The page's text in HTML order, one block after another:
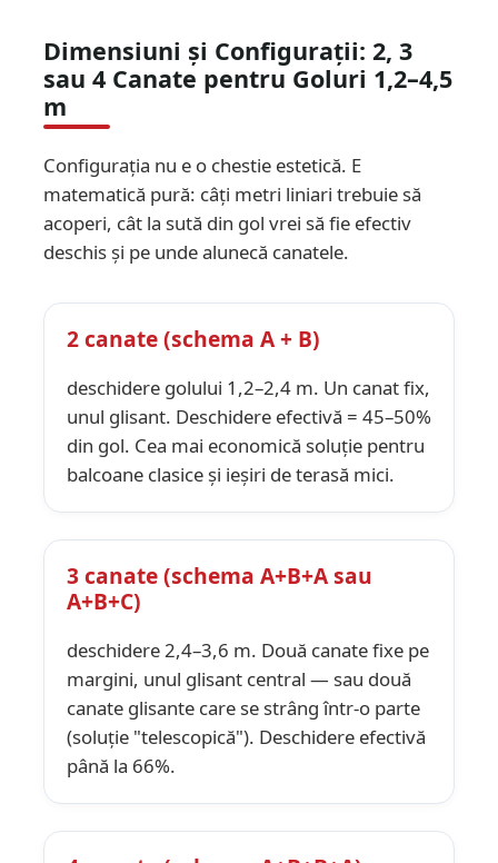
Dimensiuni și Configurații: 2, 3
sau 4 Canate pentru Goluri 1,2–4,5
m
Configurația nu e o chestie estetică. E
matematică pură: câți metri liniari trebuie să
acoperi, cât la sută din gol vrei să fie efectiv
deschis și pe unde alunecă canatele.
2 canate (schema A + B)
deschidere golului 1,2–2,4 m. Un canat fix,
unul glisant. Deschidere efectivă = 45–50%
din gol. Cea mai economică soluție pentru
balcoane clasice și ieșiri de terasă mici.
3 canate (schema A+B+A sau
A+B+C)
deschidere 2,4–3,6 m. Două canate fixe pe
margini, unul glisant central — sau două
canate glisante care se strâng într-o parte
(soluție "telescopică"). Deschidere efectivă
până la 66%.